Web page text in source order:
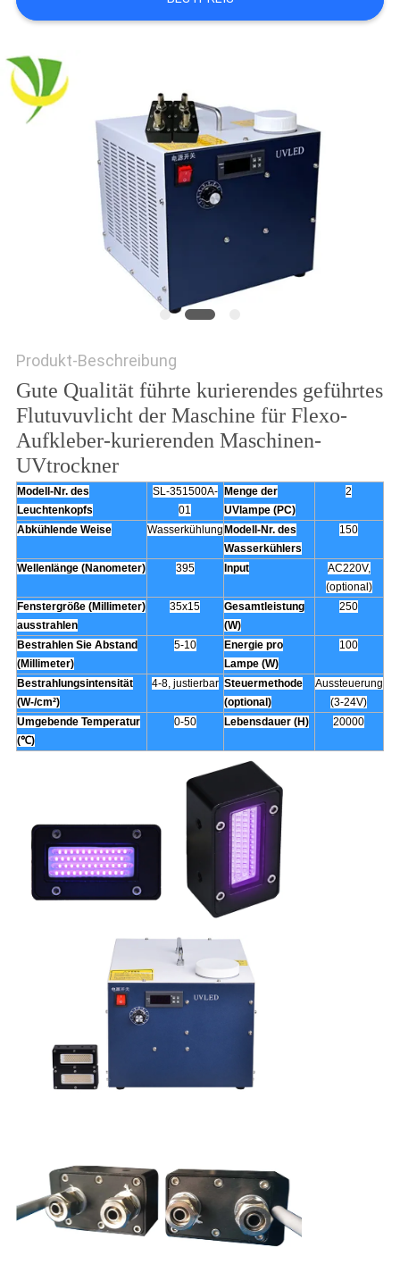
SIE
EIN
ZITAT
SITEMAP
PRIVACY
Produkt-Beschreibung
Gute Qualität führte kurierendes geführtes
Flutuvuvlicht der Maschine für Flexo-
Aufkleber-kurierenden Maschinen-
UVtrockner
Modell-Nr. des
Leuchtenkopfs
SL-351500A-
01
Menge der
UVlampe (PC)
2
Abkühlende Weise Wasserkühlung Modell-Nr. des
Wasserkühlers
150
Wellenlänge (Nanometer) 395 Input
AC220V,
(optional)
Fenstergröße (Millimeter)
ausstrahlen
35x15
Gesamtleistung
(W)
250
Bestrahlen Sie Abstand
(Millimeter)
5-10
Energie pro
Lampe (W)
100
Bestrahlungsintensität
(W-/cm²)
4-8, justierbar Steuermethode
(optional)
Aussteuerung
(3-24V)
Umgebende Temperatur
(℃)
0-50 Lebensdauer (H) 20000